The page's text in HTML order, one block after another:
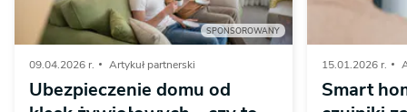
SPONSOROWANY
09.04.2026 r. Artykuł partnerski
Ubezpieczenie domu od
15.01.2026 r.
Smart